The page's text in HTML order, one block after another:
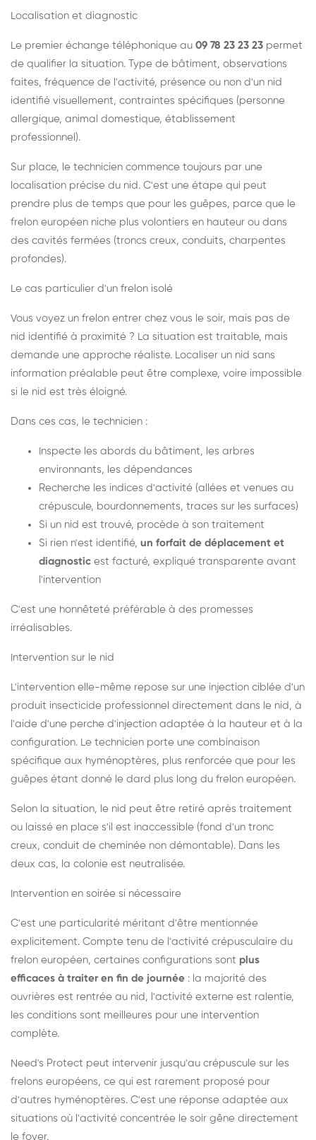
Localisation et diagnostic
Le premier échange téléphonique au 09 78 23 23 23 permet
de qualifier la situation. Type de bâtiment, observations
faites, fréquence de l'activité, présence ou non d'un nid
identifié visuellement, contraintes spécifiques (personne
allergique, animal domestique, établissement
professionnel).
Sur place, le technicien commence toujours par une
localisation précise du nid. C'est une étape qui peut
prendre plus de temps que pour les guêpes, parce que le
frelon européen niche plus volontiers en hauteur ou dans
des cavités fermées (troncs creux, conduits, charpentes
profondes).
Le cas particulier d'un frelon isolé
Vous voyez un frelon entrer chez vous le soir, mais pas de
nid identifié à proximité ? La situation est traitable, mais
demande une approche réaliste. Localiser un nid sans
information préalable peut être complexe, voire impossible
si le nid est très éloigné.
Dans ces cas, le technicien :
Inspecte les abords du bâtiment, les arbres
environnants, les dépendances
Recherche les indices d'activité (allées et venues au
crépuscule, bourdonnements, traces sur les surfaces)
Si un nid est trouvé, procède à son traitement
Si rien n'est identifié, un forfait de déplacement et
diagnostic est facturé, expliqué transparente avant
l'intervention
C'est une honnêteté préférable à des promesses
irréalisables.
Intervention sur le nid
L'intervention elle-même repose sur une injection ciblée d'un
produit insecticide professionnel directement dans le nid, à
l'aide d'une perche d'injection adaptée à la hauteur et à la
configuration. Le technicien porte une combinaison
spécifique aux hyménoptères, plus renforcée que pour les
guêpes étant donné le dard plus long du frelon européen.
Selon la situation, le nid peut être retiré après traitement
ou laissé en place s'il est inaccessible (fond d'un tronc
creux, conduit de cheminée non démontable). Dans les
deux cas, la colonie est neutralisée.
Intervention en soirée si nécessaire
C'est une particularité méritant d'être mentionnée
explicitement. Compte tenu de l'activité crépusculaire du
frelon européen, certaines configurations sont plus
efficaces à traiter en fin de journée : la majorité des
ouvrières est rentrée au nid, l'activité externe est ralentie,
les conditions sont meilleures pour une intervention
complète.
Need's Protect peut intervenir jusqu'au crépuscule sur les
frelons européens, ce qui est rarement proposé pour
d'autres hyménoptères. C'est une réponse adaptée aux
situations où l'activité concentrée le soir gêne directement
le foyer.